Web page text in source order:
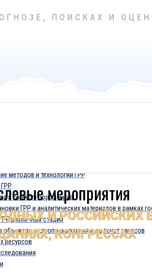
ПОИСКАХ И
методов и технологий ГРР
и свойств пород и руд
ГРР и аналитических материалов в рамках
различных стадий
объектов недропользования и подсчет запасов
ресурсов
мероприятия
И РОССИЙСКИХ
КОНГРЕССАХ